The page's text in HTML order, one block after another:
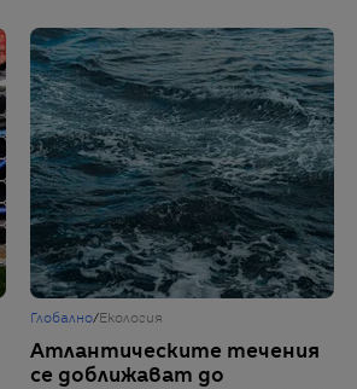
Глобално/Екология
Атлантическите течения
се доближават до